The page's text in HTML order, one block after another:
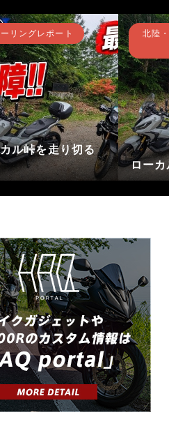
北陸・甲信越ツーリングレポー
ト
ローカル峠を走り切る👍